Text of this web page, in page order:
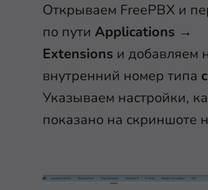
Открываем FreePBX и
по пути Applications →
Extensions и добавляем
внутренний номер типа
Указываем настройки,
показано на скриншоте